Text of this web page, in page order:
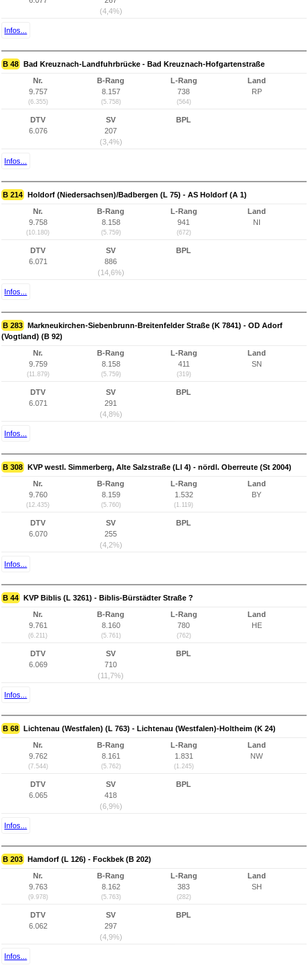
(4,4%)
Infos...
B 48 Bad Kreuznach-Landfuhrbrücke - Bad Kreuznach-Hofgartenstraße
Nr.
9.757
(6.355)
B-Rang
8.157
(5.758)
L-Rang
738
(564)
Land
RP
DTV
6.076
SV
207
(3,4%)
BPL
Infos...
B 214 Holdorf (Niedersachsen)/Badbergen (L 75) - AS Holdorf (A 1)
Nr.
9.758
(10.180)
B-Rang
8.158
(5.759)
L-Rang
941
(672)
Land
NI
DTV
6.071
SV
886
(14,6%)
BPL
Infos...
B 283 Markneukirchen-Siebenbrunn-Breitenfelder Straße (K 7841) - OD Adorf
(Vogtland) (B 92)
Nr.
9.759
(11.879)
B-Rang
8.158
(5.759)
L-Rang
411
(319)
Land
SN
DTV
6.071
SV
291
(4,8%)
BPL
Infos...
B 308 KVP westl. Simmerberg, Alte Salzstraße (LI 4) - nördl. Oberreute (St 2004)
Nr.
9.760
(12.435)
B-Rang
8.159
(5.760)
L-Rang
1.532
(1.119)
Land
BY
DTV
6.070
SV
255
(4,2%)
BPL
Infos...
B 44 KVP Biblis (L 3261) - Biblis-Bürstädter Straße ?
Nr.
9.761
(6.211)
B-Rang
8.160
(5.761)
L-Rang
780
(762)
Land
HE
DTV
6.069
SV
710
(11,7%)
BPL
Infos...
B 68 Lichtenau (Westfalen) (L 763) - Lichtenau (Westfalen)-Holtheim (K 24)
Nr.
9.762
(7.544)
B-Rang
8.161
(5.762)
L-Rang
1.831
(1.245)
Land
NW
DTV
6.065
SV
418
(6,9%)
BPL
Infos...
B 203 Hamdorf (L 126) - Fockbek (B 202)
Nr.
9.763
(9.978)
B-Rang
8.162
(5.763)
L-Rang
383
(282)
Land
SH
DTV
6.062
SV
297
(4,9%)
BPL
Infos...